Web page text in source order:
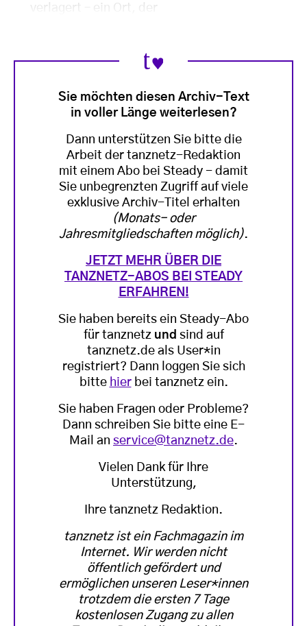
verlagert – ein Ort, der
Sie möchten diesen Archiv-Text
in voller Länge weiterlesen?
Dann unterstützen Sie bitte die
Arbeit der tanznetz-Redaktion
mit einem Abo bei Steady - damit
Sie unbegrenzten Zugriff auf viele
exklusive Archiv-Titel erhalten
(Monats- oder
Jahresmitgliedschaften möglich).
JETZT MEHR ÜBER DIE
TANZNETZ-ABOS BEI STEADY
ERFAHREN!
Sie haben bereits ein Steady-Abo
für tanznetz und sind auf
tanznetz.de als User*in
registriert? Dann loggen Sie sich
bitte hierbei tanznetz ein.
Sie haben Fragen oder Probleme?
Dann schreiben Sie bitte eine E-
Mail an service@tanznetz.de.
Vielen Dank für Ihre
Unterstützung,
Ihre tanznetz Redaktion.
tanznetz ist ein Fachmagazin im
Internet. Wir werden nicht
öffentlich gefördert und
ermöglichen unseren Leser*innen
trotzdem die ersten 7 Tage
kostenlosen Zugang zu allen